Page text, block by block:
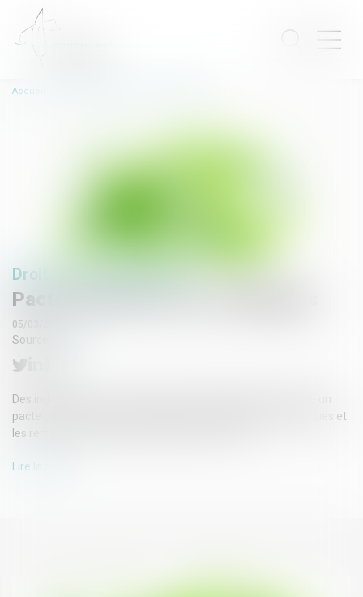
Accueil
Droit de l'environnement
Pacte national sur les emballages
05/03/2019
Source :
Des industriels et acteurs de la grande distribution ont signé un
pacte pour supprimer définitivement les emballages plastiques et
les remplacer par d'autres matières d'ici 2025...
Lire la suite